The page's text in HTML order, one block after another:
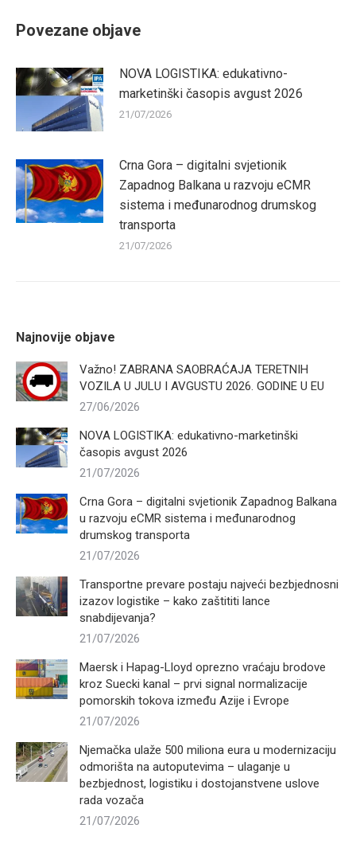
Povezane objave
NOVA LOGISTIKA: edukativno-
marketinški časopis avgust 2026
21/07/2026
Crna Gora – digitalni svjetionik
Zapadnog Balkana u razvoju eCMR
sistema i međunarodnog drumskog
transporta
21/07/2026
Najnovije objave
Važno! ZABRANA SAOBRAĆAJA TERETNIH
VOZILA U JULU I AVGUSTU 2026. GODINE U EU
27/06/2026
NOVA LOGISTIKA: edukativno-marketinški
časopis avgust 2026
21/07/2026
Crna Gora – digitalni svjetionik Zapadnog Balkana
u razvoju eCMR sistema i međunarodnog
drumskog transporta
21/07/2026
Transportne prevare postaju najveći bezbjednosni
izazov logistike – kako zaštititi lance
snabdijevanja?
21/07/2026
Maersk i Hapag-Lloyd oprezno vraćaju brodove
kroz Suecki kanal – prvi signal normalizacije
pomorskih tokova između Azije i Evrope
21/07/2026
Njemačka ulaže 500 miliona eura u modernizaciju
odmorišta na autoputevima – ulaganje u
bezbjednost, logistiku i dostojanstvene uslove
rada vozača
21/07/2026